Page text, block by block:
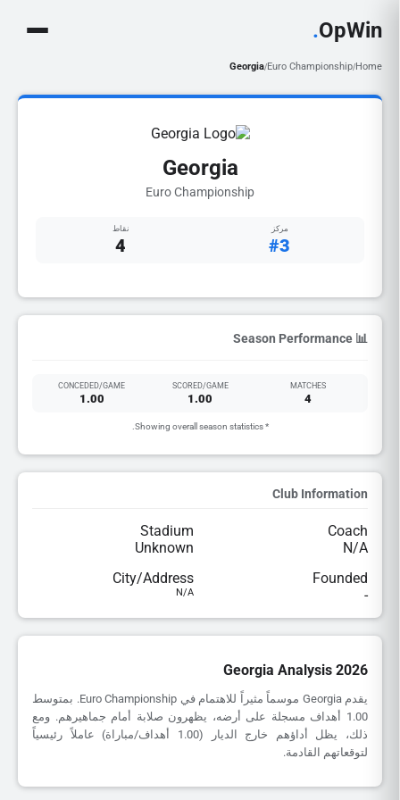
OpWin
.
Home
/
Euro Championship
/
Georgia
Georgia
Euro Championship
مركز
#3
نقاط
4
📊 Season Performance
MATCHES
4
SCORED/GAME
1.00
CONCEDED/GAME
1.00
* Showing overall season statistics.
Club Information
Coach
N/A
Stadium
Unknown
Founded
-
City/Address
N/A
Georgia Analysis 2026
يقدم Georgia موسماً مثيراً للاهتمام في Euro Championship. بمتوسط
1.00 أهداف مسجلة على أرضه، يظهرون صلابة أمام جماهيرهم. ومع
ذلك، يظل أداؤهم خارج الديار (1.00 أهداف/مباراة) عاملاً رئيسياً
لتوقعاتهم القادمة.